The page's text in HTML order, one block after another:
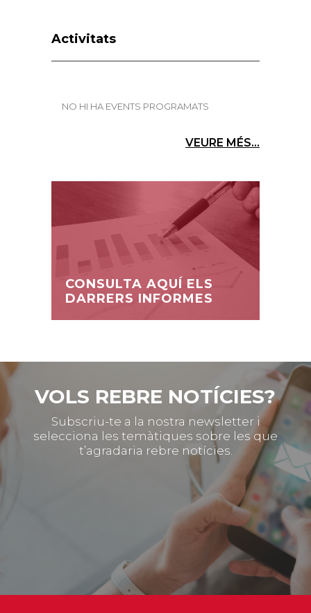
Activitats
NO HI HA EVENTS PROGRAMATS
VEURE MÉS...
CONSULTA AQUÍ ELS
DARRERS INFORMES
VOLS REBRE NOTÍCIES?
Subscriu-te a la nostra newsletter i
selecciona les temàtiques sobre les que
t’agradaria rebre notícies.